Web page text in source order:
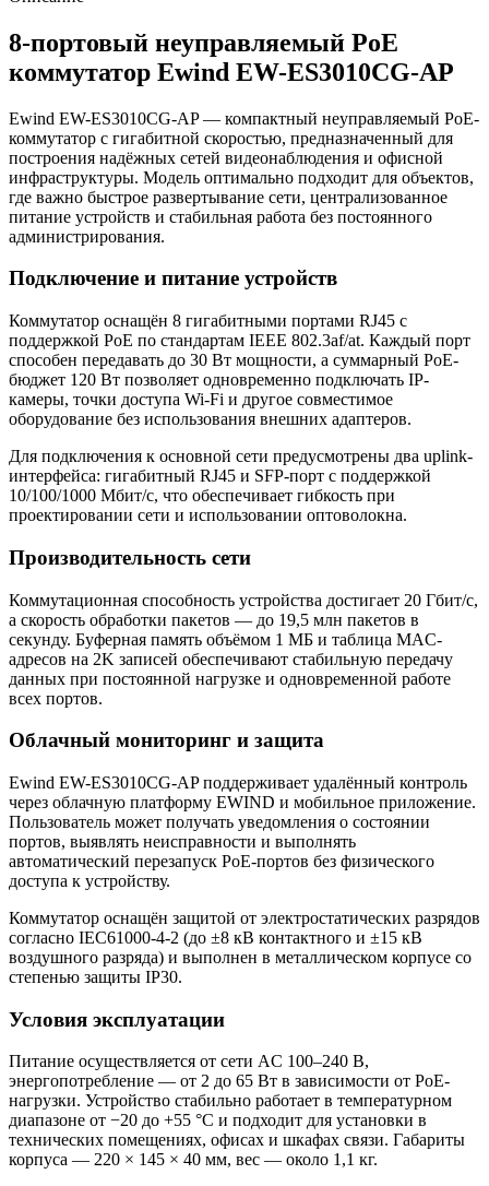
8-портовый неуправляемый PoE
коммутатор Ewind EW-ES3010CG-AP
Ewind EW-ES3010CG-AP — компактный неуправляемый PoE-
коммутатор с гигабитной скоростью, предназначенный для
построения надёжных сетей видеонаблюдения и офисной
инфраструктуры. Модель оптимально подходит для объектов,
где важно быстрое развертывание сети, централизованное
питание устройств и стабильная работа без постоянного
администрирования.
Подключение и питание устройств
Коммутатор оснащён 8 гигабитными портами RJ45 с
поддержкой PoE по стандартам IEEE 802.3af/at. Каждый порт
способен передавать до 30 Вт мощности, а суммарный PoE-
бюджет 120 Вт позволяет одновременно подключать IP-
камеры, точки доступа Wi-Fi и другое совместимое
оборудование без использования внешних адаптеров.
Для подключения к основной сети предусмотрены два uplink-
интерфейса: гигабитный RJ45 и SFP-порт с поддержкой
10/100/1000 Мбит/с, что обеспечивает гибкость при
проектировании сети и использовании оптоволокна.
Производительность сети
Коммутационная способность устройства достигает 20 Гбит/с,
а скорость обработки пакетов — до 19,5 млн пакетов в
секунду. Буферная память объёмом 1 МБ и таблица MAC-
адресов на 2K записей обеспечивают стабильную передачу
данных при постоянной нагрузке и одновременной работе
всех портов.
Облачный мониторинг и защита
Ewind EW-ES3010CG-AP поддерживает удалённый контроль
через облачную платформу EWIND и мобильное приложение.
Пользователь может получать уведомления о состоянии
портов, выявлять неисправности и выполнять
автоматический перезапуск PoE-портов без физического
доступа к устройству.
Коммутатор оснащён защитой от электростатических разрядов
согласно IEC61000-4-2 (до ±8 кВ контактного и ±15 кВ
воздушного разряда) и выполнен в металлическом корпусе со
степенью защиты IP30.
Условия эксплуатации
Питание осуществляется от сети AC 100–240 В,
энергопотребление — от 2 до 65 Вт в зависимости от PoE-
нагрузки. Устройство стабильно работает в температурном
диапазоне от −20 до +55 °C и подходит для установки в
технических помещениях, офисах и шкафах связи. Габариты
корпуса — 220 × 145 × 40 мм, вес — около 1,1 кг.